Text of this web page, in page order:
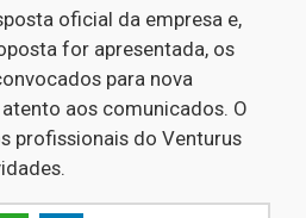
oficial da empresa e,
for apresentada, os
para nova
aos comunicados. O
profissionais do Venturus